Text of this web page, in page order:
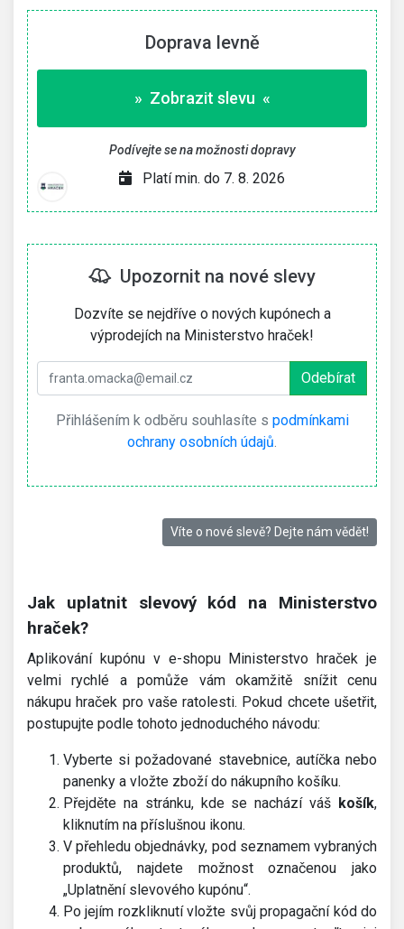
Doprava levně
» Zobrazit slevu «
Podívejte se na možnosti dopravy
Platí min. do 7. 8. 2026
Upozornit na nové slevy
Dozvíte se nejdříve o nových kupónech a
výprodejích na Ministerstvo hraček!
Přihlášením k odběru souhlasíte s podmínkami
ochrany osobních údajů.
Víte o nové slevě? Dejte nám vědět!
Jak uplatnit slevový kód na Ministerstvo
hraček?
Aplikování kupónu v e-shopu Ministerstvo hraček je
velmi rychlé a pomůže vám okamžitě snížit cenu
nákupu hraček pro vaše ratolesti. Pokud chcete ušetřit,
postupujte podle tohoto jednoduchého návodu:
Vyberte si požadované stavebnice, autíčka nebo
panenky a vložte zboží do nákupního košíku.
Přejděte na stránku, kde se nachází váš košík,
kliknutím na příslušnou ikonu.
V přehledu objednávky, pod seznamem vybraných
produktů, najdete možnost označenou jako
„Uplatnění slevového kupónu“.
Po jejím rozkliknutí vložte svůj propagační kód do